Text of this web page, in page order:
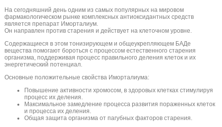
На сегодняшний день одним из самых популярных на мировом
фармакологическом рынке комплексных антиоксидантных средств
является препарат Иморталиум.
Он направлен против старения и действует на клеточном уровне.
Содержащиеся в этом тонизирующем и общеукрепляющем БАДе
вещества помогают бороться с процессом естественного старения
организма, поддерживая процесс правильного деления клеток и их
энергетический потенциал.
Основные положительные свойства Иморталиума:
Повышение активности хромосом, в здоровых клетках стимулируя
процесс их деления.
Максимальное замедление процесса развития пораженных клеток
и процесса их деления.
Общая защита организма от пагубных факторов старения.